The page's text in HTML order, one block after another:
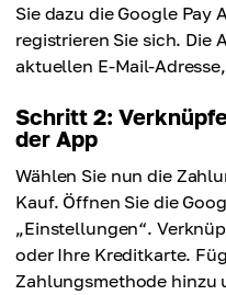
Sie dazu die Google Pay
registrieren Sie sich. Die
aktuellen E-Mail-
Schritt 2:
der App
Wählen Sie nun die
Kauf. Öffnen Sie die
„Einstellungen“.
oder Ihre Kreditkarte.
Zahlungsmethode hinzu